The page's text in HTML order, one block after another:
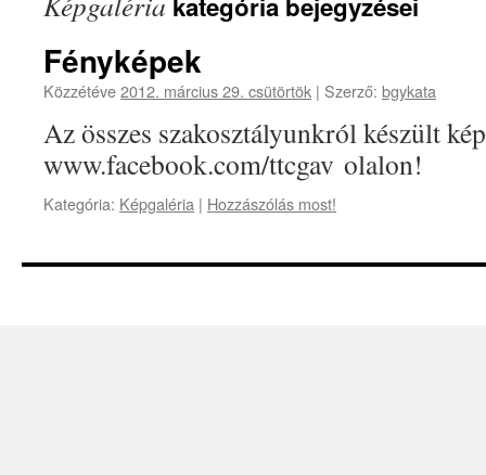
Fényképek
Közzétéve2012. március 29. csütörtök | Szerző: bgykata
Az összes szakosztályunkról készült
www.facebook.com/ttcgav olalon!
Kategória: Képgaléria | Hozzászólás most!